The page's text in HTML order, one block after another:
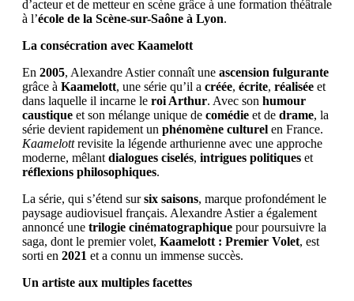
d’acteur et de metteur en scène grâce à une formation théâtrale
à l’école de la Scène-sur-Saône à Lyon.
La consécration avec Kaamelott
En 2005, Alexandre Astier connaît une ascension fulgurante
grâce à Kaamelott, une série qu’il a créée, écrite, réalisée et
dans laquelle il incarne le roi Arthur. Avec son humour
caustique et son mélange unique de comédie et de drame, la
série devient rapidement un phénomène culturel en France.
Kaamelottrevisite la légende arthurienne avec une approche
moderne, mêlant dialogues ciselés, intrigues politiques et
réflexions philosophiques.
La série, qui s’étend sursix saisons, marque profondément le
paysage audiovisuel français. Alexandre Astier a également
annoncé une trilogie cinématographique pour poursuivre la
saga, dont le premier volet, Kaamelott : Premier Volet, est
sorti en 2021 et a connu un immense succès.
Un artiste aux multiples facettes